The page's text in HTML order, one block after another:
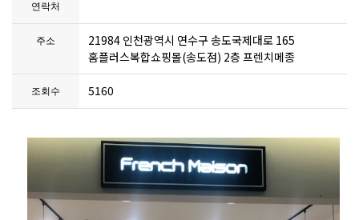
연락처
주소
21984 인천광역시 연수구 송도국제대로 165
홈플러스복합쇼핑몰(송도점) 2층 프렌치메종
조회수 5160